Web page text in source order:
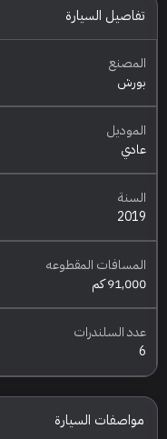
تفاصيل السيارة
المصنع
بورش
الموديل
عادي
السنة
2019
المسافات المقطوعه
91,000 كم
عدد السلندرات
6
مواصفات السيارة